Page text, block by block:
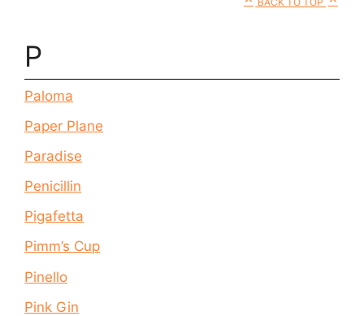
P
Paloma
Paper Plane
Paradise
Penicillin
Pigafetta
Pimm’s Cup
Pinello
Pink Gin